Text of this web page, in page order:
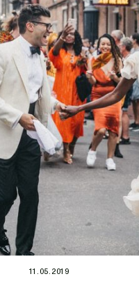
11.05.2019